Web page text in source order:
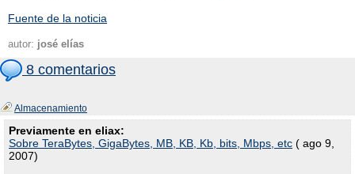
Fuente de la noticia
autor: josé elías
8 comentarios
Almacenamiento
Previamente en eliax:
Sobre TeraBytes, GigaBytes, MB, KB, Kb, bits, Mbps, etc ( ago 9,
2007)